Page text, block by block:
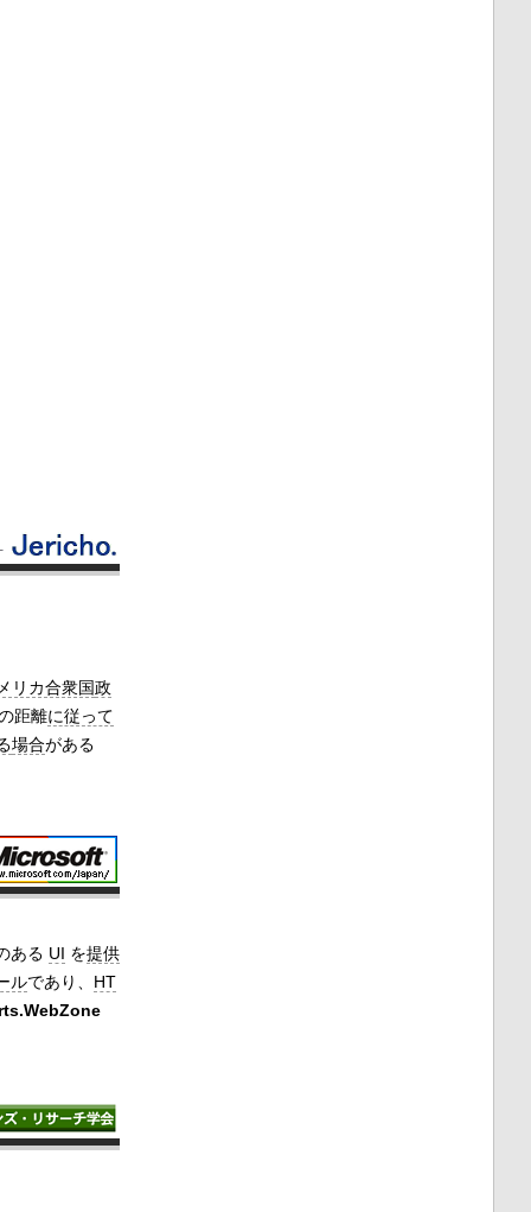
リカ合衆国政
距離に従って
場合がある
ある UI を提供
ルであり、 HT